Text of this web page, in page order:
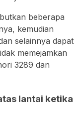
beberapa
kemudian
selainnya dapat
memejamkan
3289 dan
lantai ketika